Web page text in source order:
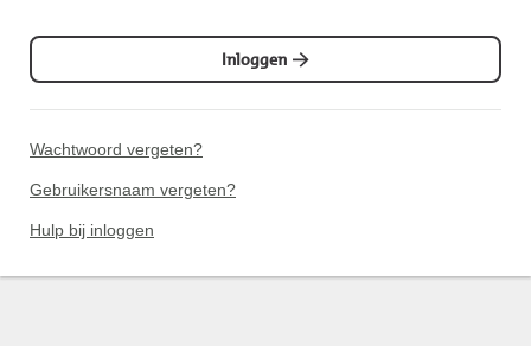
Inloggen
Wachtwoord vergeten?
Gebruikersnaam vergeten?
Hulp bij inloggen